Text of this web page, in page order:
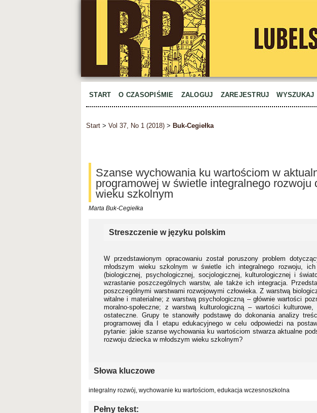
START O CZASOPIŚMIE ZALOGUJ ZAREJESTRUJ WYSZUKAJ
Start > Vol 37, No 1 (2018) > Buk-Cegiełka
Szanse wychowania ku wartościom w
programowej w świetle integralnego rozwoju
wieku szkolnym
Marta Buk-Cegiełka
Streszczenie w języku polskim
W przedstawionym opracowaniu został poruszony problem
młodszym wieku szkolnym w świetle ich integralnego rozwoju,
(biologicznej, psychologicznej, socjologicznej, kulturologicznej i
wzrastanie poszczególnych warstw, ale także ich integracja.
poszczególnymi warstwami rozwojowymi człowieka. Z warstwą
witalne i materialne; z warstwą psychologiczną – głównie wartości
moralno-społeczne; z warstwą kulturologiczną – wartości
ostateczne. Grupy te stanowiły podstawę do dokonania analizy
programowej dla I etapu edukacyjnego w celu odpowiedzi na
pytanie: jakie szanse wychowania ku wartościom stwarza aktualne
rozwoju dziecka w młodszym wieku szkolnym?
Słowa kluczowe
integralny rozwój, wychowanie ku wartościom, edukacja wczesnoszkolna
Pełny tekst: